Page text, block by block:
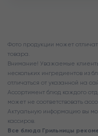
Фото продукции может
товара.
Внимание! Уважаемые
нескольких ингредиентов из
отличаться от указанной на
Ассортимент блюд каждого
может не соответствовать
Актуальную информацию вы
кассиров.
Все блюда Грильницы